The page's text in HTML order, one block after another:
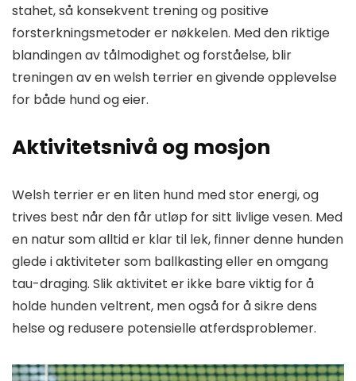
stahet, så konsekvent trening og positive
forsterkningsmetoder er nøkkelen. Med den riktige
blandingen av tålmodighet og forståelse, blir
treningen av en welsh terrier en givende opplevelse
for både hund og eier.
Aktivitetsnivå og mosjon
Welsh terrier er en liten hund med stor energi, og
trives best når den får utløp for sitt livlige vesen. Med
en natur som alltid er klar til lek, finner denne hunden
glede i aktiviteter som ballkasting eller en omgang
tau-draging. Slik aktivitet er ikke bare viktig for å
holde hunden veltrent, men også for å sikre dens
helse og redusere potensielle atferdsproblemer.